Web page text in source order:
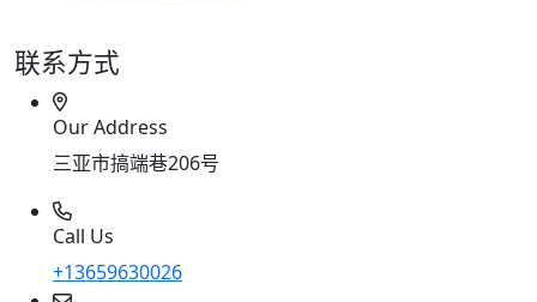
联系方式
Our Address
三亚市搞端巷206号
Call Us
+13659630026